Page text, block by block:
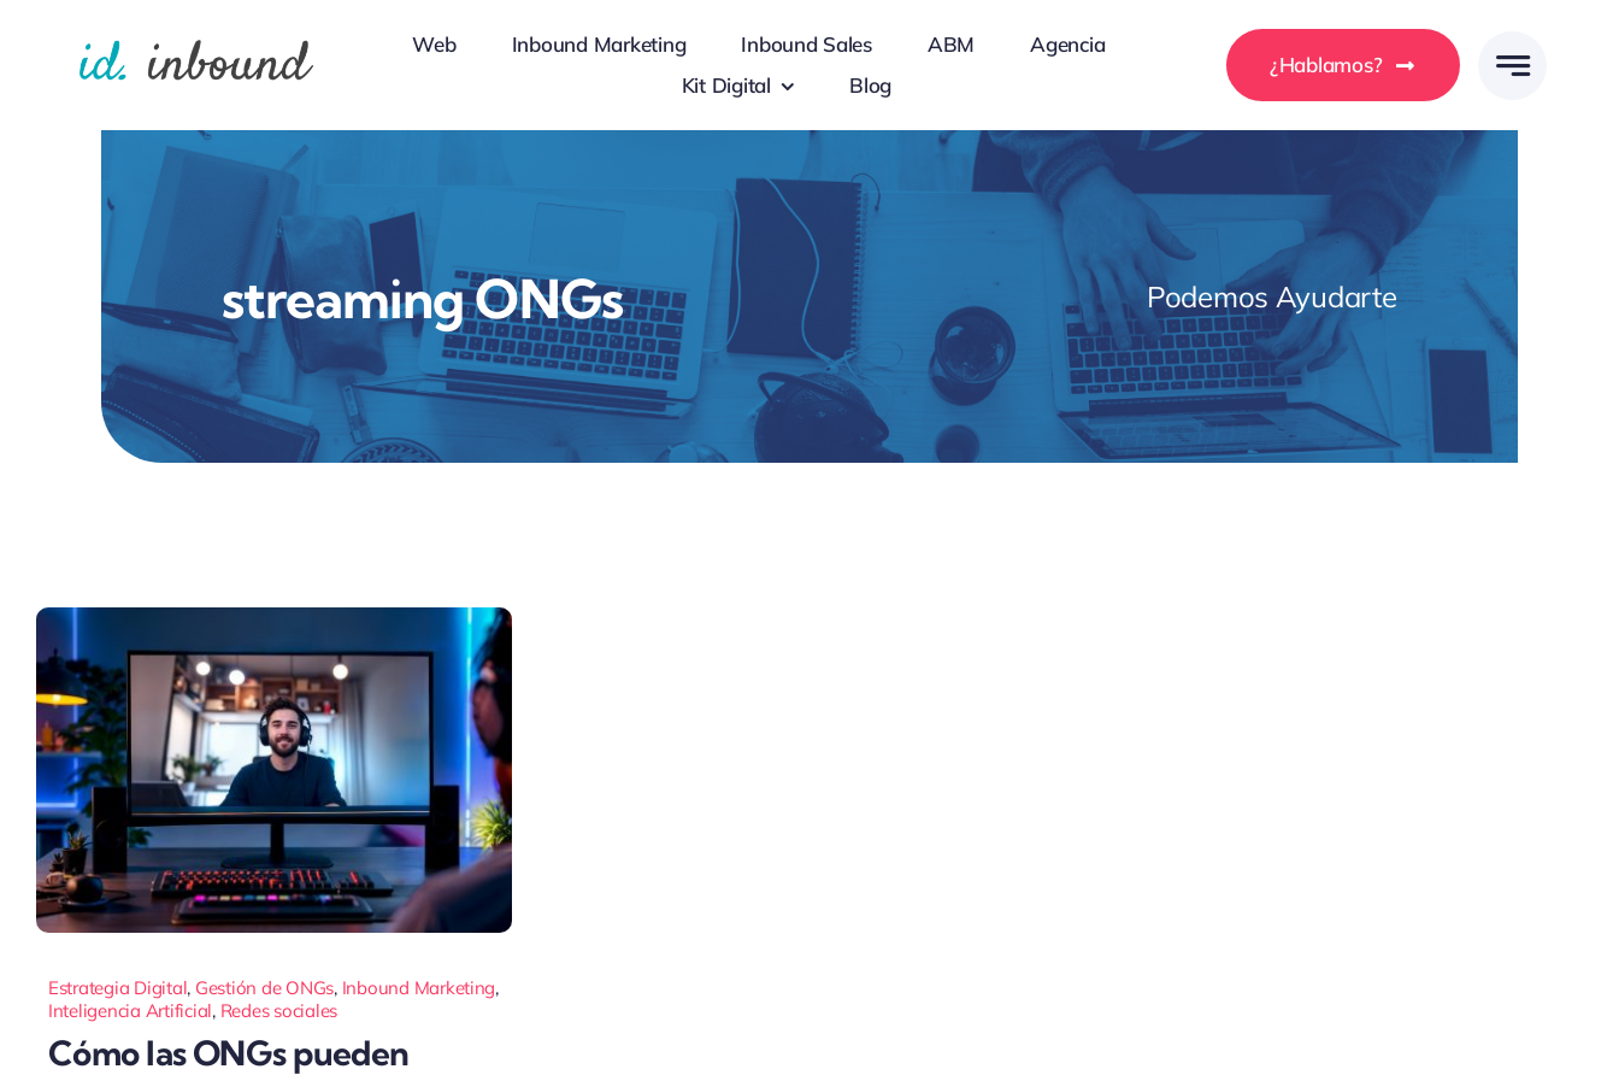
Web Inbound Marketing Inbound Sales ABM
Agencia
Kit Digital
Blog
¿Hablamos?
streaming ONGs Podemos Ayudarte
Estrategia Digital, Gestión de ONGs, Inbound Marketing,
Inteligencia Artificial, Redes sociales
Cómo las ONGs pueden